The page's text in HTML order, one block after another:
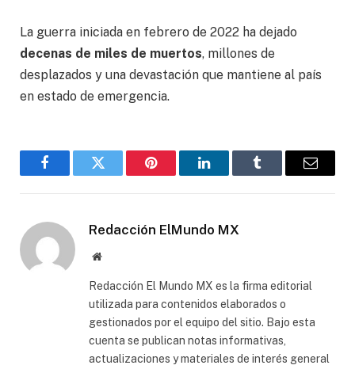
La guerra iniciada en febrero de 2022 ha dejado
decenas de miles de muertos, millones de
desplazados y una devastación que mantiene al país
en estado de emergencia.
FacebookGorjeo Pinterest LinkedInTumblr
Correo
Redacción ElMundo MX
Sitio
Redacción El Mundo MX es la firma editorial
utilizada para contenidos elaborados o
gestionados por el equipo del sitio. Bajo esta
cuenta se publican notas informativas,
actualizaciones y materiales de interés general